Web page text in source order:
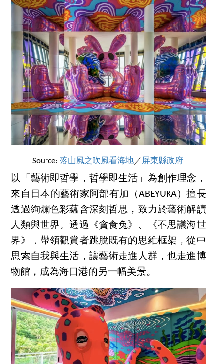
Source: 落山風之吹風看海地／ 屏東縣政府
以「藝術即哲學，哲學即生活」為創作理念，
來自日本的藝術家阿部有加（ABEYUKA）擅長
透過絢爛色彩蘊含深刻哲思，致力於藝術解讀
人類與世界。透過《貪食兔》、《不思議海世
界》，帶領觀賞者跳脫既有的思維框架，從中
思索自我與生活，讓藝術走進人群，也走進博
物館，成為海口港的另一幅美景。